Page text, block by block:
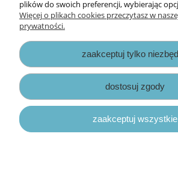
Zapisy prawne
pokaż pełną wersję
Sklep internetowy
plików do swoich preferencji, wybierając
Więcej o plikach cookies przeczytasz w
prywatności.
zaakceptuj tylko
dostosuj zgody
zaakceptuj wszystkie